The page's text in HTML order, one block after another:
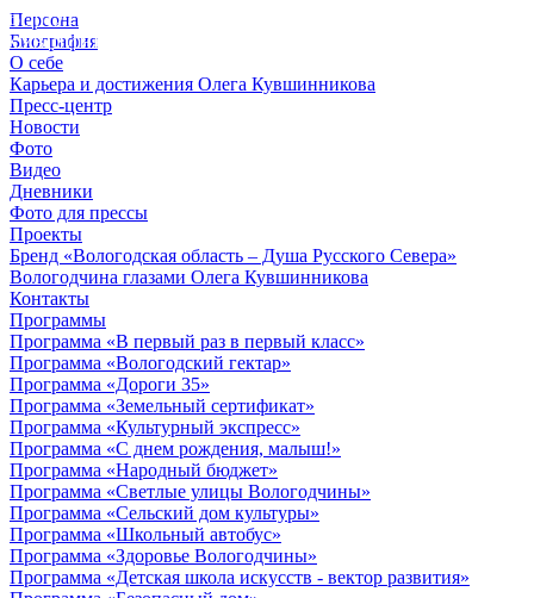
Персона
Биография
О себе
Карьера и достижения Олега Кувшинникова
Пресс-центр
Новости
Фото
Видео
Дневники
Фото для прессы
Проекты
Бренд «Вологодская область – Душа Русского Севера»
Вологодчина глазами Олега Кувшинникова
Контакты
Программы
Программа «В первый раз в первый класс»
Программа «Вологодский гектар»
Программа «Дороги 35»
Программа «Земельный сертификат»
Программа «Культурный экспресс»
Программа «С днем рождения, малыш!»
Программа «Народный бюджет»
Программа «Светлые улицы Вологодчины»
Программа «Сельский дом культуры»
Программа «Школьный автобус»
Программа «Здоровье Вологодчины»
Программа «Детская школа искусств - вектор развития»
© 2012 - 2023,
КУВШИННИКОВ О.А.